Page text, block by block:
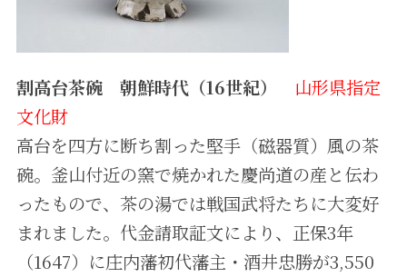
割高台茶碗 朝鮮時代（16世紀） 山形県指定
文化財
高台を四方に断ち割った堅手（磁器質）風の茶
碗。釜山付近の窯で焼かれた慶尚道の産と伝わ
ったもので、茶の湯では戦国武将たちに大変好
まれました。代金請取証文により、正保3年
（1647）に庄内藩初代藩主・酒井忠勝が3,550